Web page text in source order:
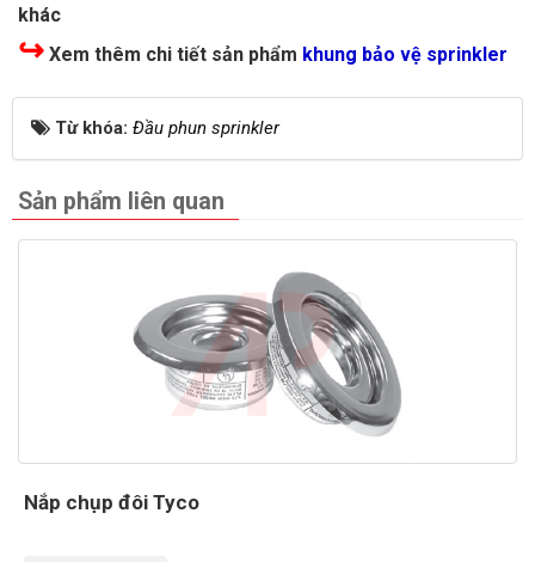
khác
↪ Xem thêm chi tiết sản phẩm khung bảo vệ sprinkler
Từ khóa: Đầu phun sprinkler
Sản phẩm liên quan
Nắp chụp đôi Tyco